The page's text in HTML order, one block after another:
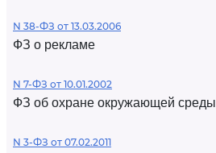
N 38-ФЗ от 13.03.2006
ФЗ о рекламе
N 7-ФЗ от 10.01.2002
ФЗ об охране окружающей среды
N 3-ФЗ от 07.02.2011